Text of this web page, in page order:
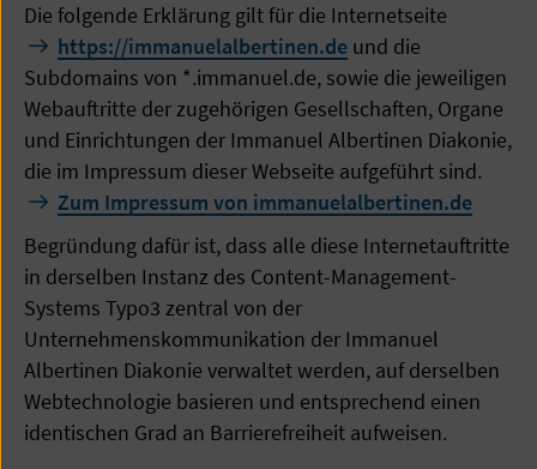
Die folgende Erklärung gilt für die Internetseite
https://immanuelalbertinen.de und die
Subdomains von *.immanuel.de, sowie die jeweiligen
Webauftritte der zugehörigen Gesellschaften, Organe
und Einrichtungen der Immanuel Albertinen Diakonie,
die im Impressum dieser Webseite aufgeführt sind.
Zum Impressum von immanuelalbertinen.de
Begründung dafür ist, dass alle diese Internetauftritte
in derselben Instanz des Content-Management-
Systems Typo3 zentral von der
Unternehmenskommunikation der Immanuel
Albertinen Diakonie verwaltet werden, auf derselben
Webtechnologie basieren und entsprechend einen
identischen Grad an Barrierefreiheit aufweisen.